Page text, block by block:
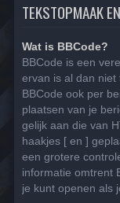
TEKSTOPMAAK
Wat is BBCode?
BBCode is een
ervan is al dan
BBCode ook per
plaatsen van je
gelijk aan die van
haakjes [ en ]
een grotere
informatie omtrent
je kunt openen als